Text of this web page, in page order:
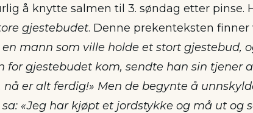
å knytte salmen til 3. søndag etter pinse.
gjestebudet. Denne prekenteksten finner
en mann som ville holde et stort gjestebud,
for gjestebudet kom, sendte han sin tjener
er alt ferdig!» Men de begynte å
«Jeg har kjøpt et jordstykke og må ut og